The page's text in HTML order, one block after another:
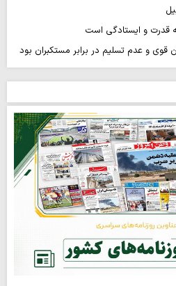
قدرت و ایستادگی است
قوی و عدم تسلیم در برابر مستکبران بود